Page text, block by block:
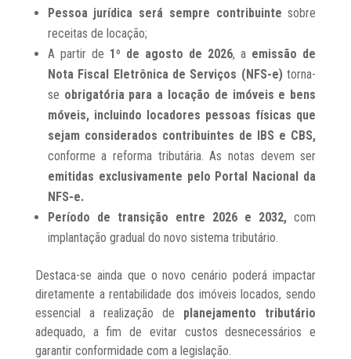
Pessoa jurídica será sempre contribuintesobre
receitas de locação;
A partir de 1º de agosto de 2026, a emissão de
Nota Fiscal Eletrônica de Serviços (NFS-e)torna-
se obrigatória para a locação de imóveis e bens
móveis, incluindo locadores pessoas físicas que
sejam considerados contribuintes de IBS e CBS,
conforme a reforma tributária. As notas devem ser
emitidas exclusivamente pelo Portal Nacional da
NFS-e.
Período de transição entre 2026 e 2032,com
implantação gradual do novo sistema tributário.
Destaca-se ainda que o novo cenário poderá impactar
diretamente a rentabilidade dos imóveis locados, sendo
essencial a realização de planejamento tributário
adequado, a fim de evitar custos desnecessários e
garantir conformidade com a legislação.